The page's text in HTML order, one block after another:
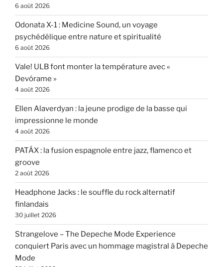
6 août 2026
Odonata X-1 : Medicine Sound, un voyage
psychédélique entre nature et spiritualité
6 août 2026
Vale! ULB font monter la température avec «
Devórame »
4 août 2026
Ellen Alaverdyan : la jeune prodige de la basse qui
impressionne le monde
4 août 2026
PATÁX : la fusion espagnole entre jazz, flamenco et
groove
2 août 2026
Headphone Jacks : le souffle du rock alternatif
finlandais
30 juillet 2026
Strangelove – The Depeche Mode Experience
conquiert Paris avec un hommage magistral à Depeche
Mode